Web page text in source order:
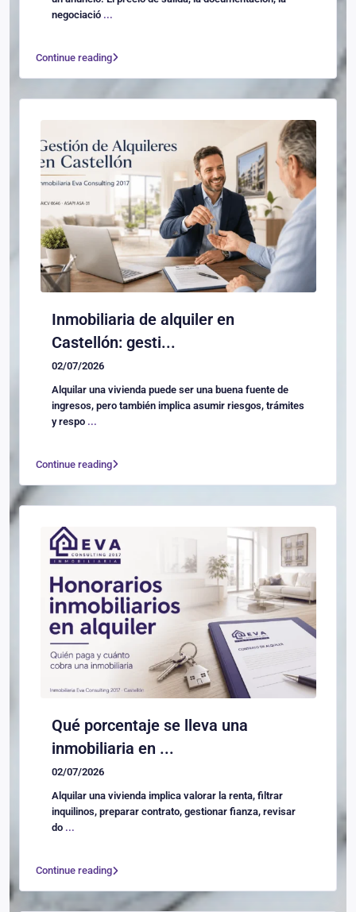
negociació ...
Continue reading
Inmobiliaria de alquiler en
Castellón: gesti...
02/07/2026
Alquilar una vivienda puede ser una buena fuente de
ingresos, pero también implica asumir riesgos, trámites
y respo ...
Continue reading
Qué porcentaje se lleva una
inmobiliaria en ...
02/07/2026
Alquilar una vivienda implica valorar la renta, filtrar
inquilinos, preparar contrato, gestionar fianza, revisar
do ...
Continue reading